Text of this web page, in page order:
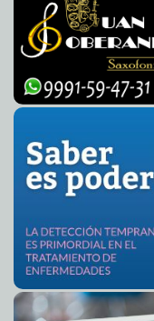
2013-01-30 06:26:47 Policías
2013-01-30 06:24:55 Resta
estados A7
Lanzan
Menéndez Monforte
2013-01-30 06:21:15 Alemania:
Obama
2013-01-30 06:17:56 Renuncia
2013-01-30 06:15:49 Gaviota
Monforte
Yucatán,
2013-01-30 06:09:18 Exceso de
Monforte
2013-01-29 20:26:40 México se
ciudadanos Franz de J.
2013-01-29 13:15:45 No habrá